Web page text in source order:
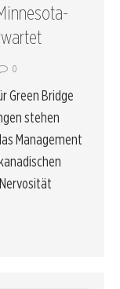
0
Green Bridge
stehen
Management